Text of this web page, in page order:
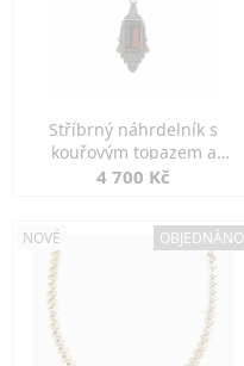
Stříbrný náhrdelník s
kouřovým topazem a
markazity
4 700 Kč
NOVÉ OBJEDNÁNO